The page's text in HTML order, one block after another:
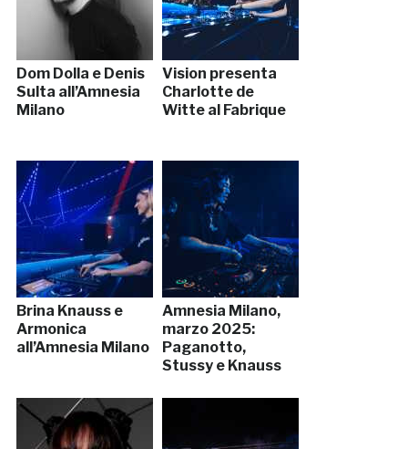
Dom Dolla e Denis
Sulta all’Amnesia
Milano
Vision presenta
Charlotte de
Witte al Fabrique
Brina Knauss e
Armonica
all’Amnesia Milano
Amnesia Milano,
marzo 2025:
Paganotto,
Stussy e Knauss